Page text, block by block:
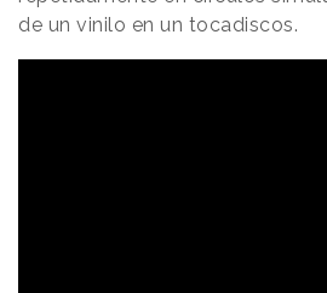
de un vinilo en un tocadiscos.